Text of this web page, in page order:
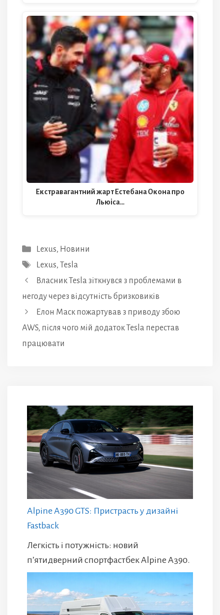
Екстравагантний жарт Естебана Окона про
Льюіса…
Категорії
Lexus, Новини
Позначки
Lexus,
Tesla
Власник Tesla зіткнувся з проблемами в
негоду через відсутність бризковиків
Елон Маск пожартував з приводу збою
AWS, після чого мій додаток Tesla перестав
працювати
Alpine A390 GTS: Пристрасть у дизайні
Fastback
Легкість і потужність: новий
п’ятидверний спортфастбек Alpine A390.